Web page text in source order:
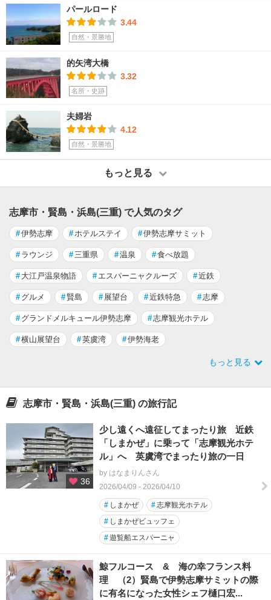
パールロード
3.44
自然・景勝地
的矢湾大橋
3.32
名所・史跡
夫婦岩
4.12
自然・景勝地
もっと見る
志摩市・賢島・浜島(三重) で人気のタグ
#伊勢志摩 # ホテルステイ #伊勢志摩サミット
# ラウンジ # 三重県 #温泉 #食べ放題
# 大江戸温泉物語 # エスパーニャクルーズ #近鉄
# グルメ #賢島 # 展望台 #近鉄特急 #志摩
# グランドメルキュール伊勢志摩 #志摩観光ホテル
#横山展望台 #英虞湾 #伊勢海老
もっと見る
志摩市・賢島・浜島(三重) の旅行記
36
少し遠くへ遠征してまったり旅 近鉄
「しまかぜ」に乗って「志摩観光ホテ
ル」へ 英虞湾でまったり旅の一日
by はなまりんさん
2026/04/09 - 2026/04/10
# しまかぜ #志摩観光ホテル
# しまかぜビュッフェ
#遊覧船エスパーニャ
鯨フルコース & 海の幸フランス料
理 （2）賢島で伊勢志摩サミットの際
に有名になった女性シェフ樋口宏...